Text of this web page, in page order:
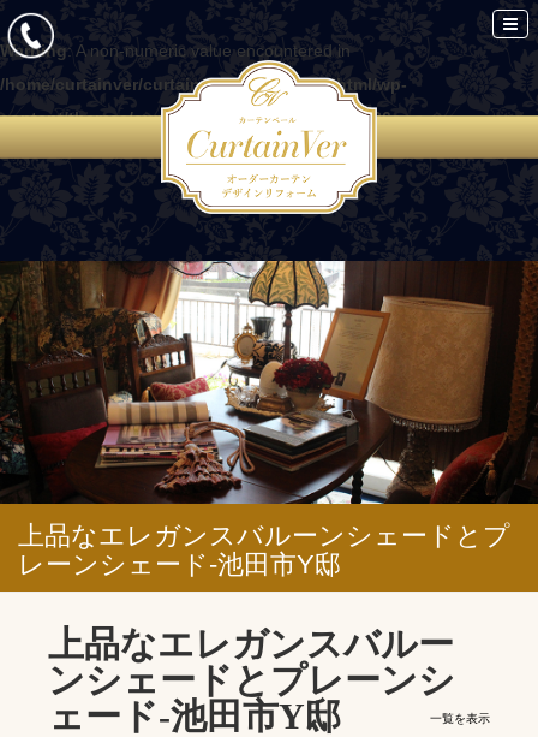
Warning: A non-numeric value encountered in
/home/curtainver/curtain-ver.com/public_html/wp-
content/themes/curtain/functions.php
on line 86
上品なエレガンスバルーンシェードとプ
レーンシェード-池田市Y邸
上品なエレガンスバルー
ンシェードとプレーンシ
ェード-池田市Y邸
一覧を表示